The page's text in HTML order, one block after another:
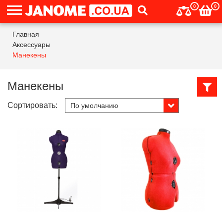
0 0
Главная
Аксессуары
Манекены
Манекены
Сортировать: